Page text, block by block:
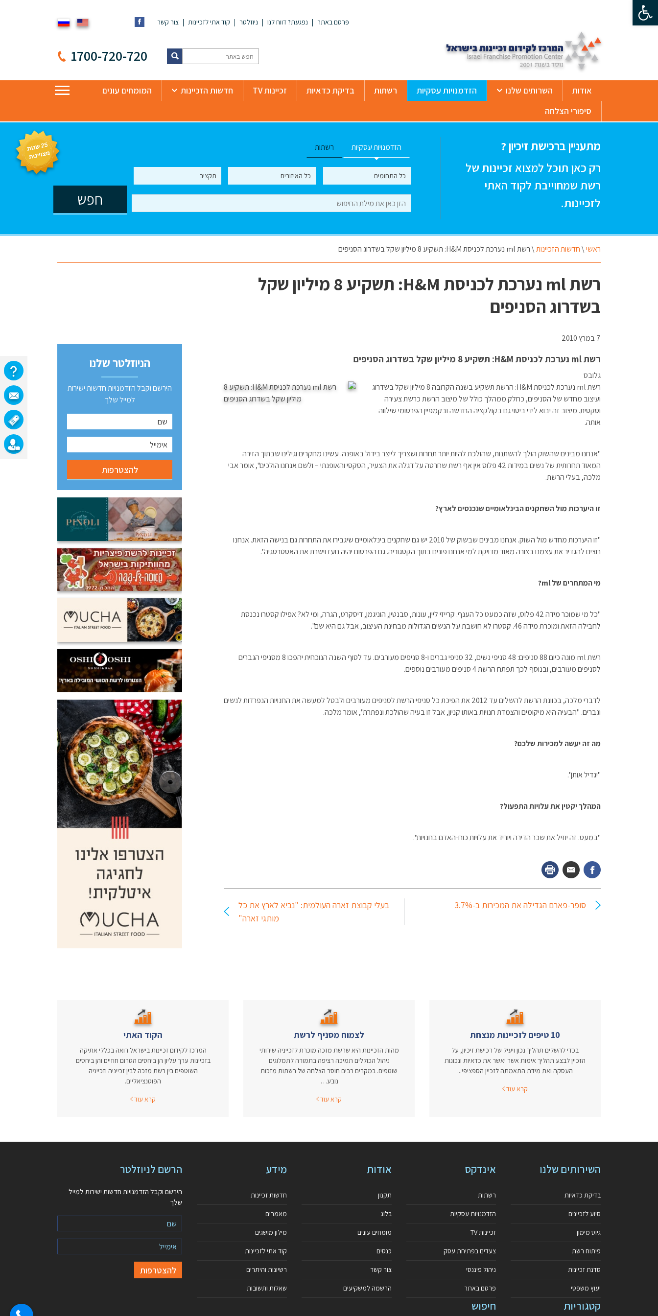
פתח סרגל נגישות
פרסם באתר נפגעת? דווח לנו ניוזלטר קוד אתי לזכיינות צור קשר
1700-720-720
אודות השרותים שלנו הזדמנויות עסקיות רשתות בדיקת כדאיות זכיינות TV חדשות הזכיינות
המומחים עונים
סיפורי הצלחה
מתעניין ברכישת זיכיון ?
רק כאן תוכל למצוא זכיינות של
רשת שמחוייבת לקוד האתי
לזכיינות.
הזדמנויות עסקיות רשתות
ראשי\חדשות הזכיינות\רשת ml נערכת לכניסת H&M: תשקיע 8 מיליון שקל בשדרוג הסניפים
רשת ml נערכת לכניסת H&M: תשקיע 8 מיליון שקל
בשדרוג הסניפים
7 במרץ 2010
רשת ml נערכת לכניסת H&M: תשקיע 8 מיליון שקל בשדרוג הסניפים
גלובס
רשת ml נערכת לכניסת H&M: הרשת תשקיע בשנה הקרובה 8 מיליון שקל בשדרוג
ועיצוב מחדש של הסניפים, כחלק ממהלך כולל של מיצוב הרשת כרשת צעירה
וסקסית. מיצוב זה יבוא לידי ביטוי גם בקולקציה החדשה ובקמפיין הפרסומי שילווה
אותה.
"אנחנו מבינים שהשוק הולך להשתנות, שהולכת להיות יותר תחרות ושצריך לייצר בידול באופנה. עשינו מחקרים וגילינו שבתוך הזירה
המאוד תחרותית של נשים במידות 42 פלוס אין אף רשת שחרטה על דגלה את הצעיר, הסקסי והאופנתי – ולשם אנחנו הולכים", אומר אבי
מלכה, בעלי הרשת.
זו היערכות מול השחקנים הבינלאומיים שנכנסים לארץ?
"זו היערכות מחדש מול השוק. אנחנו מבינים שבשוק של 2010 יש גם שחקנים בינלאומיים שיגבירו את התחרות גם בנישה הזאת. אנחנו
רוצים להגדיר את עצמנו בצורה מאוד מדויקת למי אנחנו פונים בתוך הקטגוריה. גם הפרסום יהיה נועז וישרת את האסטרטגיה".
מי המתחרים של ml?
"כל מי שמוכר מידה 42 פלוס, שזה כמעט כל הענף. קרייזי ליין, עונות, סבנטין, הוניגמן, דיסקרט, הגרה, ומי לא? אפילו קסטרו נכנסת
לחבילה הזאת ומוכרת מידה 46. קסטרו לא חושבת על הנשים הגדולות מבחינת העיצוב, אבל גם היא שם".
רשת ml מונה כיום 88 סניפים: 48 סניפי נשים, 32 סניפי גברים ו-8 סניפים מעורבים. עד לסוף השנה הנוכחית יהפכו 8 מסניפי הגברים
לסניפים מעורבים, ובנוסף לכך תפתח הרשת 4 סניפים מעורבים נוספים.
לדברי מלכה, בכוונת הרשת להשלים עד 2012 את הפיכת כל סניפי הרשת לסניפים מעורבים ולבטל למעשה את החנויות הנפרדות לנשים
וגברים. "הבעיה היא מיקומים והצמדת חנויות באותו קניון, אבל זו בעיה שהולכת ונפתרת", אומר מלכה.
מה זה יעשה למכירות שלכם?
"יגדיל אותן".
המהלך יקטין את עלויות התפעול?
"במעט. זה יוזיל את שכר הדירה ויוריד את עלויות כוח-האדם בחנויות".
סופר-פארם הגדילה את המכירות ב-3.7%
בעלי קבוצת זארה העולמית: "נביא לארץ את כל
מותגי זארה"
הניוזלטר שלנו
הירשם וקבל הזדמנויות חדשות ישירות
למייל שלך
10 טיפים לזכיינות מנצחת
בכדי להשלים תהליך נכון ויעיל של רכישת זיכיון, על
הזכיין לבצע תהליך אימות אשר יאשר את כדאיות ונכונות
העסקה ואת מידת התאמתה לזכיין הספציפי...
קרא עוד
לצמוח מסניף לרשת
מהות הזכיינות היא שרשת מזכה מוכרת לזכייניה שירותי
ניהול הכוללים תמיכה רציפה בתמורה לתמלוגים
שוטפים. במקרים רבים חוסר הצלחה של רשתות מזכות
נובע…
קרא עוד
הקוד האתי
המרכז לקידום זכיינות בישראל רואה בכללי אתיקה
בזכיינות ערך עליון הן ביחסים הטרום חוזיים והן ביחסים
השוטפים בין רשת מזכה לבין זכייניה וזכייניה
הפוטנציאליים.
קרא עוד
השירותים שלנו
בדיקת כדאיות
סיוע לזכיינים
גיוס מימון
פיתוח רשת
סדנת זכיינות
יעוץ משפטי
אינדקס
רשתות
הזדמנויות עסקיות
זכיינות TV
צעדים בפתיחת עסק
ניהול פיננסי
פרסם באתר
אודות
תקנון
בלוג
מומחים עונים
כנסים
צור קשר
הרשמה למשקיעים
מידע
חדשות זכיינות
מאמרים
מילון מושגים
קוד אתי לזכיינות
רשיונות והיתרים
שאלות ותשובות
קטגוריות חיפוש
הרשם לניוזלטר
הירשם וקבל הזדמנויות חדשות ישירות למייל
שלך